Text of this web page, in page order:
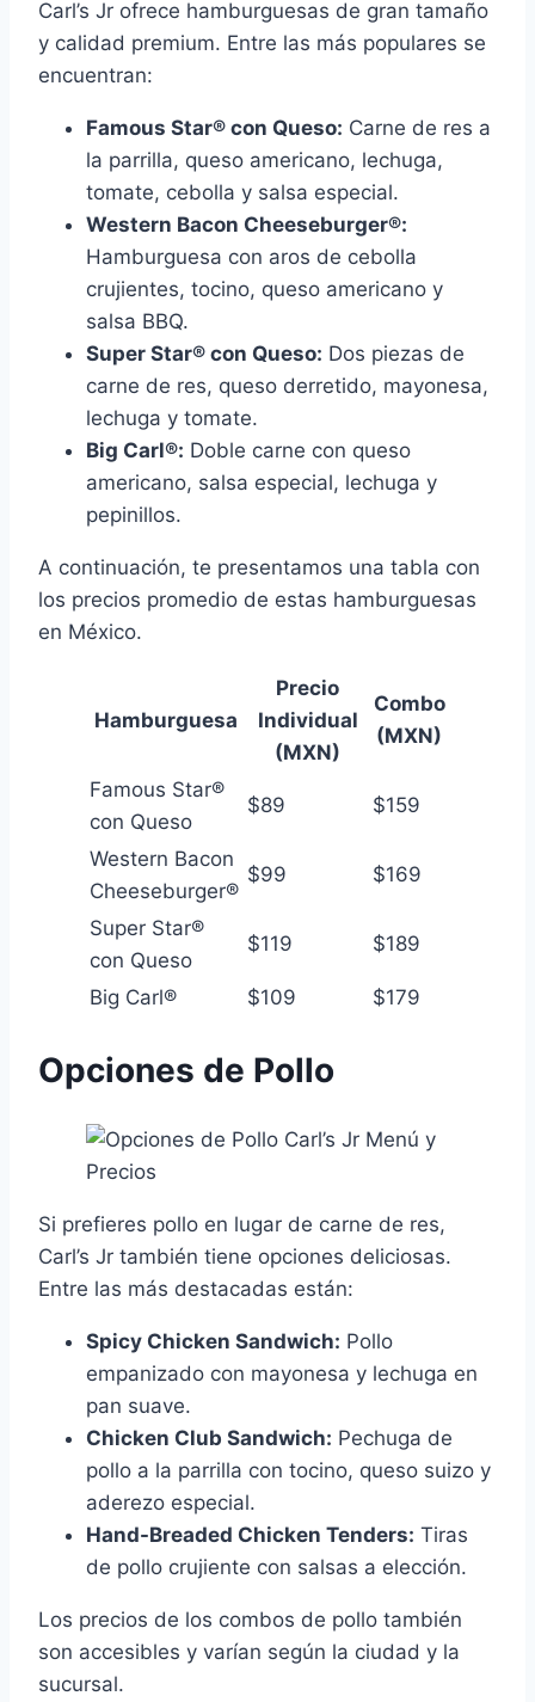
Carl’s Jr ofrece hamburguesas de gran tamaño
y calidad premium. Entre las más populares se
encuentran:
Famous Star® con Queso: Carne de res a
la parrilla, queso americano, lechuga,
tomate, cebolla y salsa especial.
Western Bacon Cheeseburger®:
Hamburguesa con aros de cebolla
crujientes, tocino, queso americano y
salsa BBQ.
Super Star® con Queso: Dos piezas de
carne de res, queso derretido, mayonesa,
lechuga y tomate.
Big Carl®: Doble carne con queso
americano, salsa especial, lechuga y
pepinillos.
A continuación, te presentamos una tabla con
los precios promedio de estas hamburguesas
en México.
Hamburguesa
Precio
Individual
(MXN)
Combo
(MXN)
Famous Star®
con Queso
$89 $159
Western Bacon
Cheeseburger®
$99 $169
Super Star®
con Queso
$119 $189
Big Carl® $109 $179
Opciones de Pollo
Si prefieres pollo en lugar de carne de res,
Carl’s Jr también tiene opciones deliciosas.
Entre las más destacadas están:
Spicy Chicken Sandwich: Pollo
empanizado con mayonesa y lechuga en
pan suave.
Chicken Club Sandwich: Pechuga de
pollo a la parrilla con tocino, queso suizo y
aderezo especial.
Hand-Breaded Chicken Tenders: Tiras
de pollo crujiente con salsas a elección.
Los precios de los combos de pollo también
son accesibles y varían según la ciudad y la
sucursal.